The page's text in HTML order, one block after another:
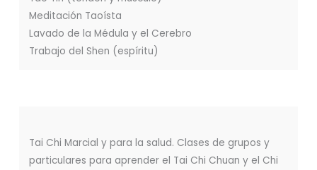
Meditación Taoísta
Lavado de la Médula y el Cerebro
Trabajo del Shen (espíritu)
Tai Chi Marcial y para la salud. Clases de grupos y
particulares para aprender el Tai Chi Chuan y el Chi